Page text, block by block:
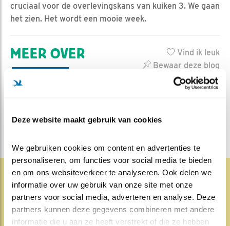
Deze website maakt gebruik van cookies
We gebruiken cookies om content en advertenties te
personaliseren, om functies voor social media te bieden
en om ons websiteverkeer te analyseren. Ook delen we
informatie over uw gebruik van onze site met onze
partners voor social media, adverteren en analyse. Deze
partners kunnen deze gegevens combineren met andere
informatie die u aan ze heeft verstrekt of die ze hebben
cruciaal voor de overlevingskans van kuiken 3. We gaan
het zien. Het wordt een mooie week.
Vind ik leuk
Bewaar deze blog
MEER OVER
Natuur en Vogels 1836x
Herleef de Lente: de vele